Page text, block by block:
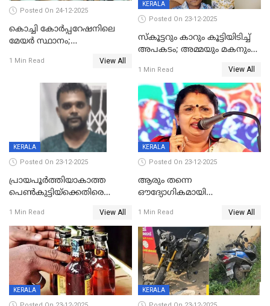
Posted On 24-12-2025
കൊച്ചി കോര്‍പ്പറേഷനിലെ
മേയര്‍ സ്ഥാനം;
രൂക്ഷം
1 Min Read View All
KERALA
Posted On 23-12-2025
സ്കൂട്ടറും കാറും കൂട്ടിയിടിച്ച്
അപകടം; അമ്മയും മകനും
ഗുരുതരാവസ്ഥയിൽ
1 Min Read View All
KERALA
Posted On 23-12-2025
പ്രായപൂർത്തിയാകാത്ത
പെൺകുട്ടിയ്ക്കെതിരെ
59 വർഷം തടവും 90,൦൦൦ രൂപ
പിഴയും ശിക്ഷ
1 Min Read View All
KERALA
Posted On 23-12-2025
ആരും തന്നെ
ഔദ്യോഗികമായി
കണ്ടെത്താൻ ഇന്ന് കോർ
കമ്മിറ്റി കൂടിയില്ല';
അതൃപ്തിയുമായി ദീപ്തി മേരി
വർഗീസ്
1 Min Read View All
KERALA KERALA